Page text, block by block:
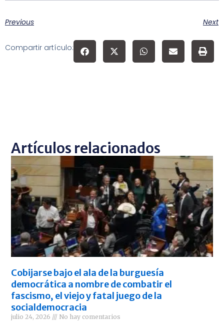
Previous Next
Compartir artículo:
Artículos relacionados
Cobijarse bajo el ala de la burguesía
democrática a nombre de combatir el
fascismo, el viejo y fatal juego de la
socialdemocracia
julio 24, 2026 No hay comentarios